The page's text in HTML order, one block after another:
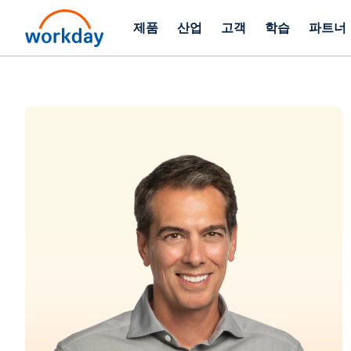
제품 산업 고객 학습 파트너